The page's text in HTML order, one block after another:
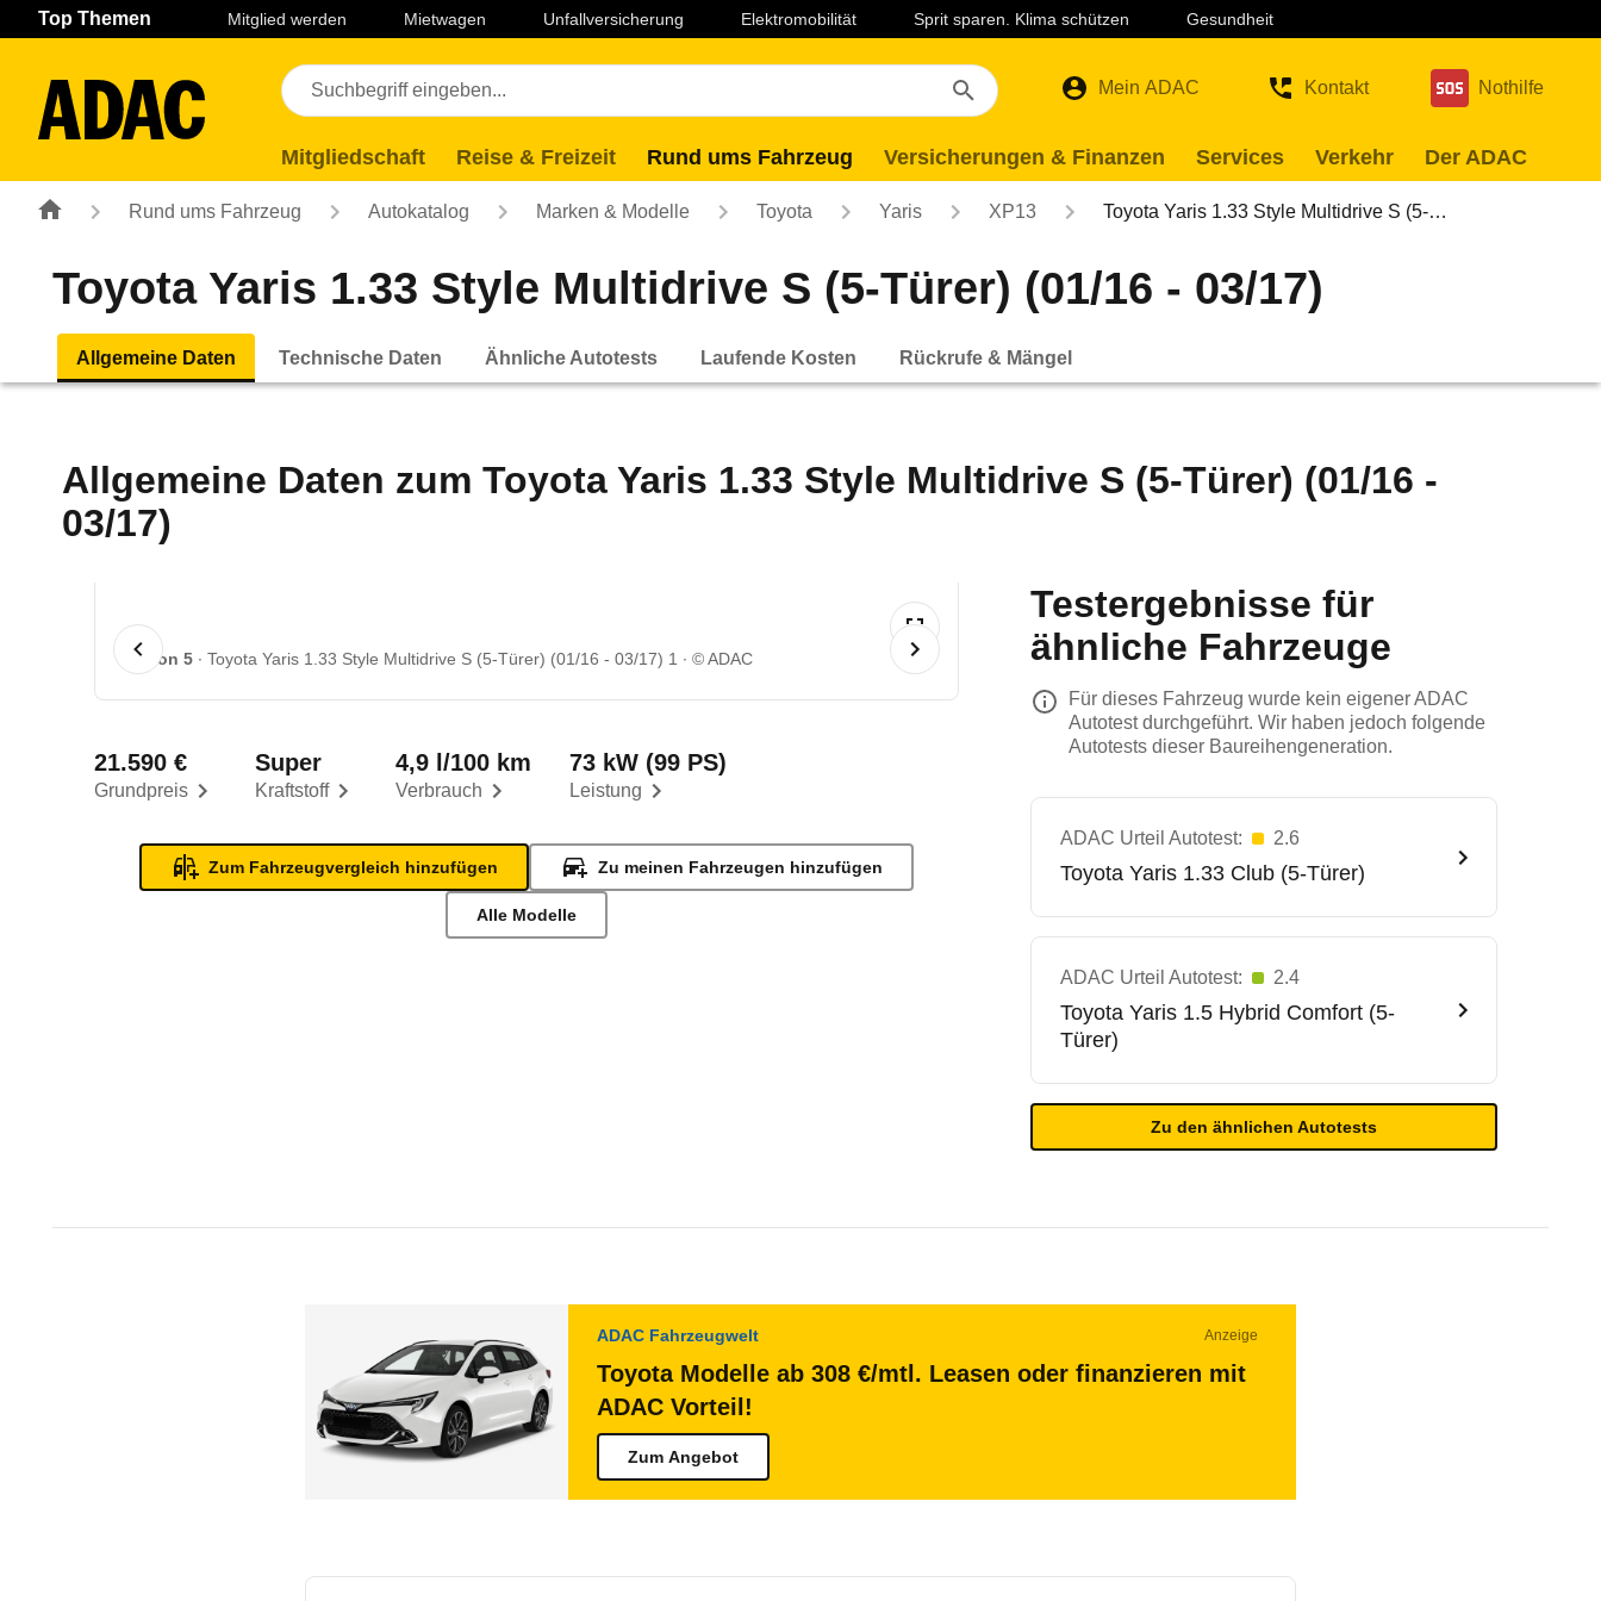
Navigation Seiteninhalt Fußzeile
Top Themen Mitglied werden Mietwagen Unfallversicherung Elektromobilität Sprit sparen. Klima schützen Gesundheit
Mein ADAC Kontakt Nothilfe
Mitgliedschaft Reise & Freizeit Rund ums Fahrzeug Versicherungen & Finanzen Services Verkehr Der ADAC
Rund ums Fahrzeug Autokatalog Marken & Modelle Toyota Yaris XP13 Toyota Yaris 1.33 Style Multidrive S (5-…
Toyota Yaris 1.33 Style Multidrive S (5-Türer) (01/16 - 03/17)
Allgemeine Daten Technische Daten Ähnliche Autotests Laufende Kosten Rückrufe & Mängel
Allgemeine Daten zum Toyota Yaris 1.33 Style Multidrive S (5-Türer) (01/16 -
03/17)
1 von 5 Toyota Yaris 1.33 Style Multidrive S (5-Türer) (01/16 - 03/17) 1 © ADAC
Grundpreis
21.590 €
Kraftstoff
Super
Verbrauch
4,9 l/100 km
Leistung
73 kW (99 PS)
Zum Fahrzeugvergleich hinzufügen Zu meinen Fahrzeugen hinzufügen
Alle Modelle
Testergebnisse für
ähnliche Fahrzeuge
Für dieses Fahrzeug wurde kein eigener ADAC
Autotest durchgeführt. Wir haben jedoch folgende
Autotests dieser Baureihengeneration.
ADAC Urteil Autotest: 2.6
Toyota Yaris 1.33 Club (5-Türer)
ADAC Urteil Autotest: 2.4
Toyota Yaris 1.5 Hybrid Comfort (5-
Türer)
Zu den ähnlichen Autotests
ADAC Fahrzeugwelt Anzeige
Toyota Modelle ab 308 €/mtl. Leasen oder finanzieren mit
ADAC Vorteil!
Zum Angebot